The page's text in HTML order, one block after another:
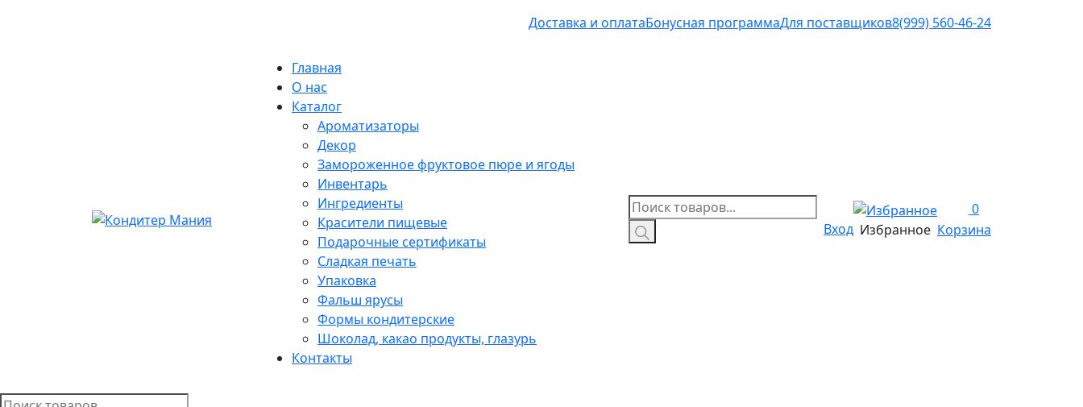
Доставка и оплатаБонусная программаДля поставщиков8(999) 560-46-24
Главная
О нас
Каталог
Ароматизаторы
Декор
Замороженное фруктовое пюре и ягоды
Инвентарь
Ингредиенты
Красители пищевые
Подарочные сертификаты
Сладкая печать
Упаковка
Фальш ярусы
Формы кондитерские
Шоколад, какао продукты, глазурь
Контакты
Поиск
товаров
Вход Избранное
0
Корзина
Поиск